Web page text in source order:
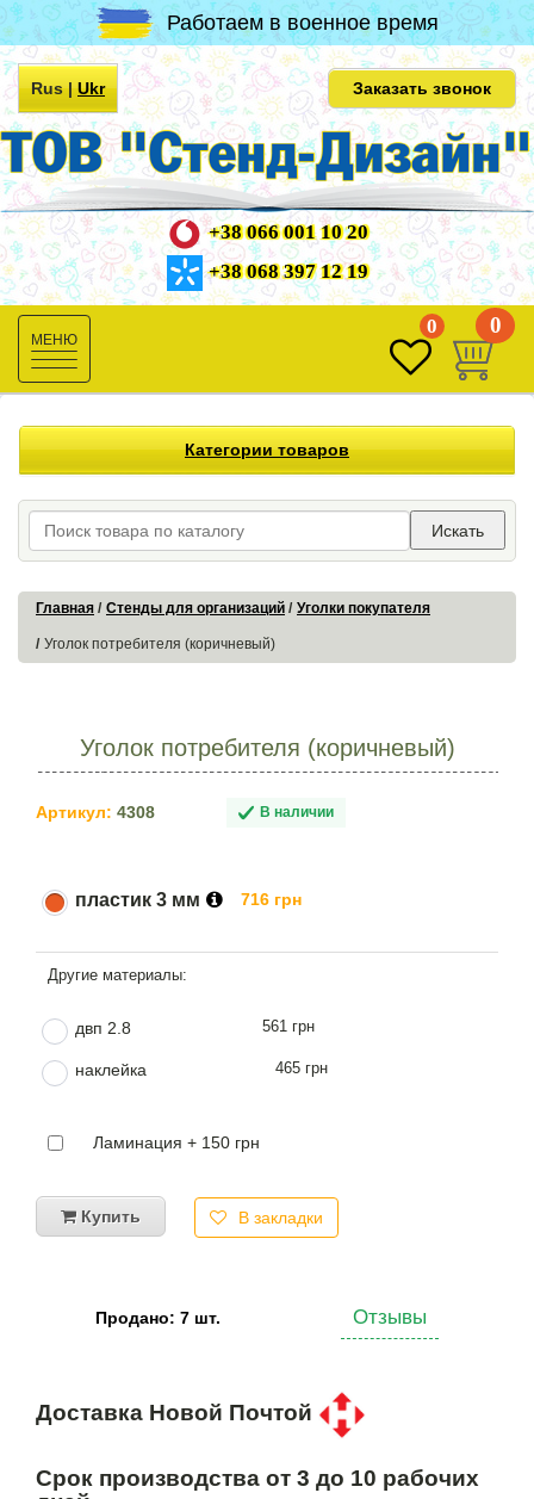
Работаем в военное время
Rus|Ukr Заказать звонок
+38 066 001 10 20
+38 068 397 12 19
Toggle
navigation
0 0
Категории товаров
Искать
Главная Стенды для организаций Уголки покупателя
Уголок потребителя (коричневый)
Уголок потребителя (коричневый)
Артикул: 4308 В наличии
пластик 3 мм 716 грн
двп 2.8 561 грн
наклейка 465 грн
Ламинация + 150 грн
Купить В закладки
Продано: 7 шт. Отзывы
Доставка Новой Почтой
Срок производства от 3 до 10 рабочих